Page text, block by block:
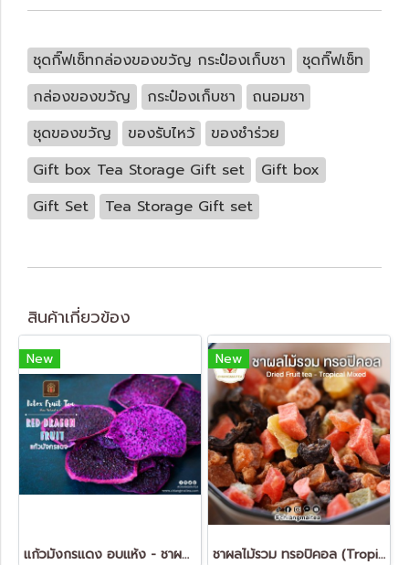
ชุดกิ๊ฟเซ็ทกล่องของขวัญ กระป๋องเก็บชา
ชุดกิ๊ฟเซ็ท
กล่องของขวัญ
กระป๋องเก็บชา
ถนอมชา
ชุดของขวัญ
ของรับไหว้
ของชำร่วย
Gift box Tea Storage Gift set
Gift box
Gift Set
Tea Storage Gift set
สินค้าเกี่ยวข้อง
New
แก้วมังกรแดง อบแห้ง - ชาผลไม้ ดีท็อกซ์ (Dried Red Dragon Fruit - FruitTea Detox)
New
ชาผลไม้รวม ทรอปิคอล (Tropical Mixed Fruit Tea)